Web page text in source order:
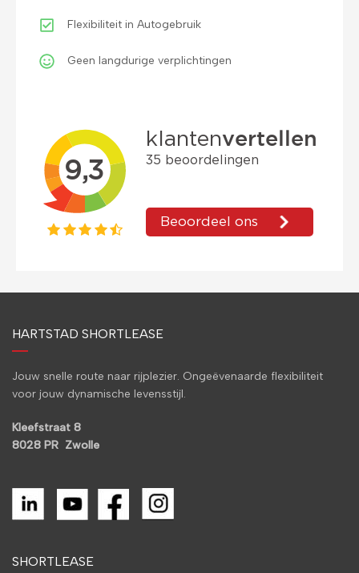
Flexibiliteit in Autogebruik
Geen langdurige verplichtingen
HARTSTAD SHORTLEASE
Jouw snelle route naar rijplezier. Ongeëvenaarde flexibiliteit
voor jouw dynamische levensstijl.
Kleefstraat 8
8028 PR Zwolle
SHORTLEASE